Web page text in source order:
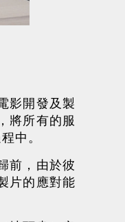
影開發及製
將所有的服
中。
前，由於彼
片的應對能